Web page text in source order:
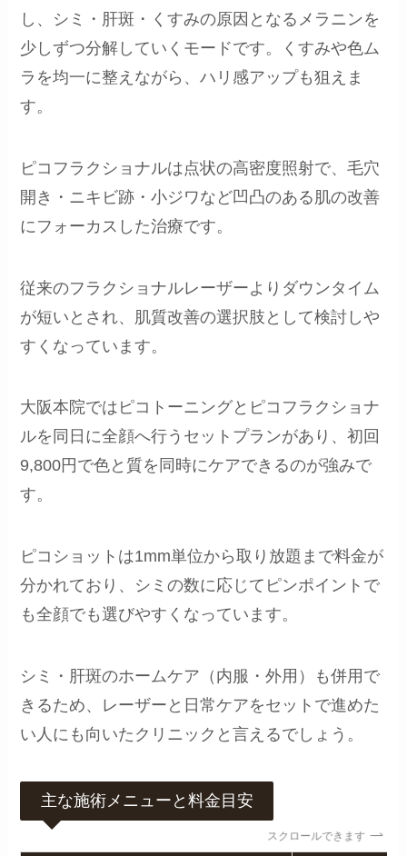
し、シミ・肝斑・くすみの原因となるメラニンを
少しずつ分解していくモードです。くすみや色ム
ラを均一に整えながら、ハリ感アップも狙えま
す。
ピコフラクショナルは点状の高密度照射で、毛穴
開き・ニキビ跡・小ジワなど凹凸のある肌の改善
にフォーカスした治療です。
従来のフラクショナルレーザーよりダウンタイム
が短いとされ、肌質改善の選択肢として検討しや
すくなっています。
大阪本院ではピコトーニングとピコフラクショナ
ルを同日に全顔へ行うセットプランがあり、初回
9,800円で色と質を同時にケアできるのが強みで
す。
ピコショットは1mm単位から取り放題まで料金が
分かれており、シミの数に応じてピンポイントで
も全顔でも選びやすくなっています。
シミ・肝斑のホームケア（内服・外用）も併用で
きるため、レーザーと日常ケアをセットで進めた
い人にも向いたクリニックと言えるでしょう。
主な施術メニューと料金目安
スクロールできます